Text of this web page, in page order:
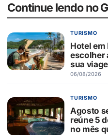
Continue lendo no
TURISMO
Hotel em
escolher
sua
06/08/2026
TURISMO
Agosto
reúne 5
no mês